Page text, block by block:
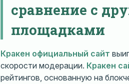
сравнение с
площадками
Кракен официальный сайт
скорости модерации. Кракен
рейтингов, основанную на